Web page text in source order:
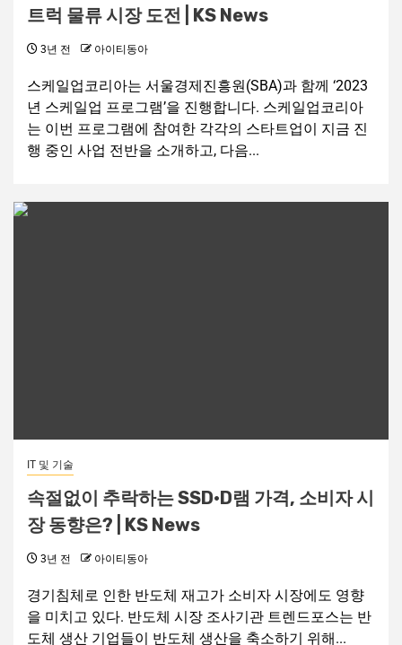
트럭 물류 시장 도전 | KS News
3년 전 아이티동아
스케일업코리아는 서울경제진흥원(SBA)과 함께 ‘2023
년 스케일업 프로그램’을 진행합니다. 스케일업코리아
는 이번 프로그램에 참여한 각각의 스타트업이 지금 진
행 중인 사업 전반을 소개하고, 다음...
IT 및 기술
속절없이 추락하는 SSD·D램 가격, 소비자 시
장 동향은? | KS News
3년 전 아이티동아
경기침체로 인한 반도체 재고가 소비자 시장에도 영향
을 미치고 있다. 반도체 시장 조사기관 트렌드포스는 반
도체 생산 기업들이 반도체 생산을 축소하기 위해...